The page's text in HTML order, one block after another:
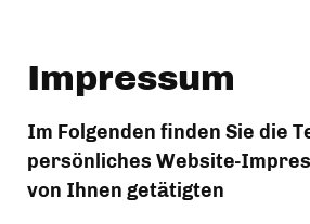
Impressum
Im Folgenden finden Sie die
persönliches Website-
von Ihnen getätigten